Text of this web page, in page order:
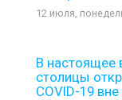
12 июля,
В настоящее
столицы
COVID-19